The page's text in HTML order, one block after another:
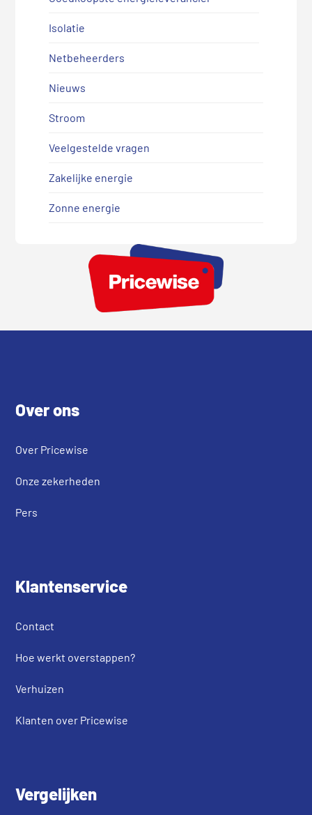
Isolatie
Netbeheerders
Nieuws
Stroom
Veelgestelde vragen
Zakelijke energie
Zonne energie
Over ons
Over Pricewise
Onze zekerheden
Pers
Klantenservice
Contact
Hoe werkt overstappen?
Verhuizen
Klanten over Pricewise
Vergelijken